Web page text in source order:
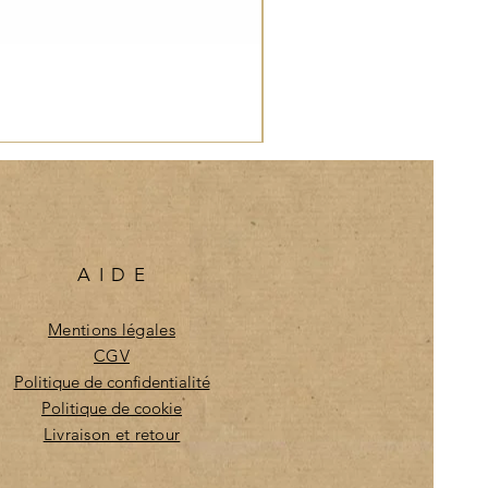
AIDE
Mentions légales
CGV
Politique de confidentialité
Politique de cookie
Livraison et retour